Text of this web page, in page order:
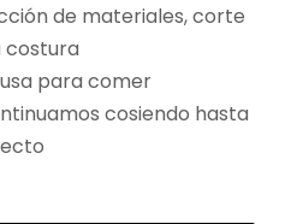
de materiales, corte
costura
para comer
cosiendo hasta